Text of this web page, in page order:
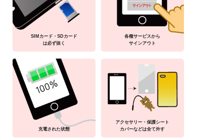
SIMカード・SDカード
は必ず抜く
各種サービスから
サインアウト
充電された状態
アクセサリー・保護シート
カバーなどは全て外す